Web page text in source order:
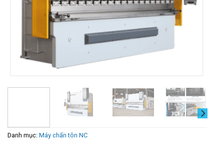
Danh mục: Máy chấn tôn NC